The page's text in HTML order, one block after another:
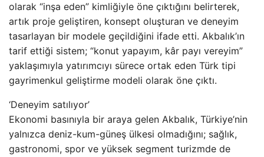
olarak “inşa eden” kimliğiyle öne çıktığını belirterek,
artık proje geliştiren, konsept oluşturan ve deneyim
tasarlayan bir modele geçildiğini ifade etti. Akbalık’ın
tarif ettiği sistem; “konut yapayım, kâr payı vereyim”
yaklaşımıyla yatırımcıyı sürece ortak eden Türk tipi
gayrimenkul geliştirme modeli olarak öne çıktı.
‘Deneyim satılıyor’
Ekonomi basınıyla bir araya gelen Akbalık, Türkiye’nin
yalnızca deniz-kum-güneş ülkesi olmadığını; sağlık,
gastronomi, spor ve yüksek segment turizmde de